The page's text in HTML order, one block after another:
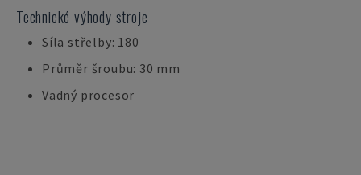
Technické výhody stroje
Síla střelby: 180
Průměr šroubu: 30 mm
Vadný procesor